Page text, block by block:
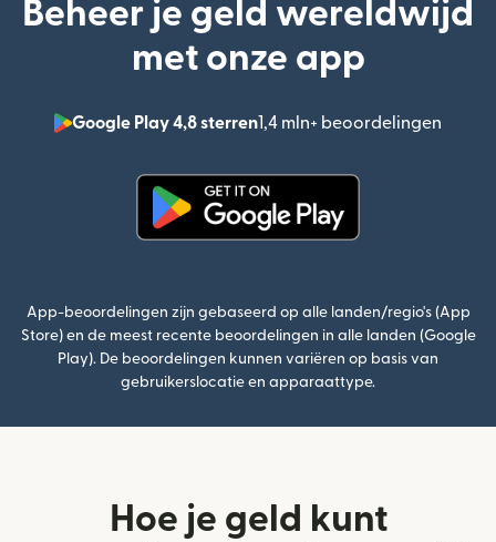
Beheer je geld wereldwijd
met onze app
Google Play 4,8 sterren1,4 mln+ beoordelingen
App-beoordelingen zijn gebaseerd op alle landen/regio's (App
Store) en de meest recente beoordelingen in alle landen (Google
Play). De beoordelingen kunnen variëren op basis van
gebruikerslocatie en apparaattype.
Hoe je geld kunt